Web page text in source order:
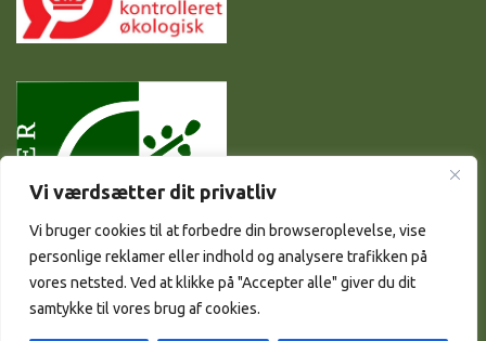
Vi værdsætter dit privatliv
Vi bruger cookies til at forbedre din browseroplevelse, vise
personlige reklamer eller indhold og analysere trafikken på
vores netsted. Ved at klikke på "Accepter alle" giver du dit
samtykke til vores brug af cookies.